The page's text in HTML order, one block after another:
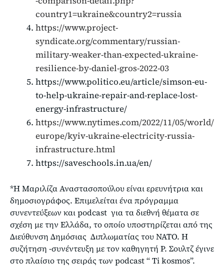
country1=ukraine&country2=russia
https://www.project-
syndicate.org/commentary/russian-
military-weaker-than-expected-ukraine-
resilience-by-daniel-gros-2022-03
https://www.politico.eu/article/simson-eu-
to-help-ukraine-repair-and-replace-lost-
energy-infrastructure/
https://www.nytimes.com/2022/11/05/world/
europe/kyiv-ukraine-electricity-russia-
infrastructure.html
https://saveschools.in.ua/en/
*Η Μαριλίζα Αναστασοπούλου είναι ερευνήτρια και
δημοσιογράφος. Επιμελείται ένα πρόγραμμα
συνεντεύξεων και podcast για τα διεθνή θέματα σε
σχέση με την Ελλάδα, το οποίο υποστηρίζεται από της
Διεύθυνση Δημόσιας Διπλωματίας του ΝΑΤΟ. H
συζήτηση -συνέντευξη με τον καθηγητή Ρ. Σουλτζ έγινε
στο πλαίσιο της σειράς των podcast “ Ti kosmos”.